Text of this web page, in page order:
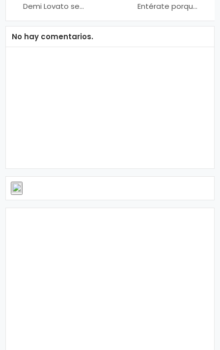
Entérate porque
sus fans en
Demi Lovato se
persona no binaria
en su podcast
No hay comentarios.